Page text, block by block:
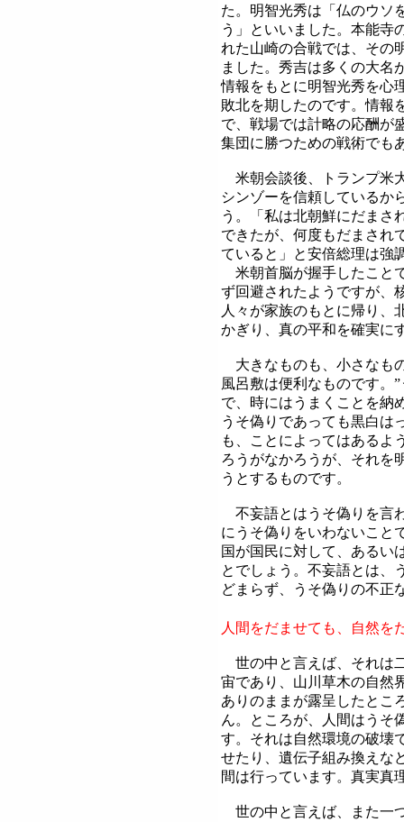
た。明智光秀は「仏のウソ
う」といいました。本能寺
れた山崎の合戦では、その
ました。秀吉は多くの大名
情報をもとに明智光秀を心
敗北を期したのです。情報
で、戦場では計略の応酬が
集団に勝つための戦術でも
米朝会談後、トランプ米
シンゾーを信頼しているか
う。「私は北朝鮮にだまさ
できたが、何度もだまされ
ていると」と安倍総理は強
米朝首脳が握手したこと
ず回避されたようですが、
人々が家族のもとに帰り、
かぎり、真の平和を確実に
大きなものも、小さなも
風呂敷は便利なものです。
で、時にはうまくことを納
うそ偽りであっても黒白は
も、ことによってはあるよ
ろうがなかろうが、それを
うとするものです。
不妄語とはうそ偽りを言
にうそ偽りをいわないこと
国が国民に対して、あるい
とでしょう。不妄語とは、
どまらず、うそ偽りの不正
人間をだませても、自然を
世の中と言えば、それは
宙であり、山川草木の自然
ありのままが露呈したとこ
ん。ところが、人間はうそ
す。それは自然環境の破壊
せたり、遺伝子組み換えな
間は行っています。真実真
世の中と言えば、また一